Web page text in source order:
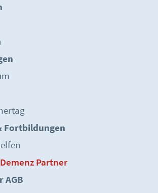
Fortbildungen
Partner
AGB